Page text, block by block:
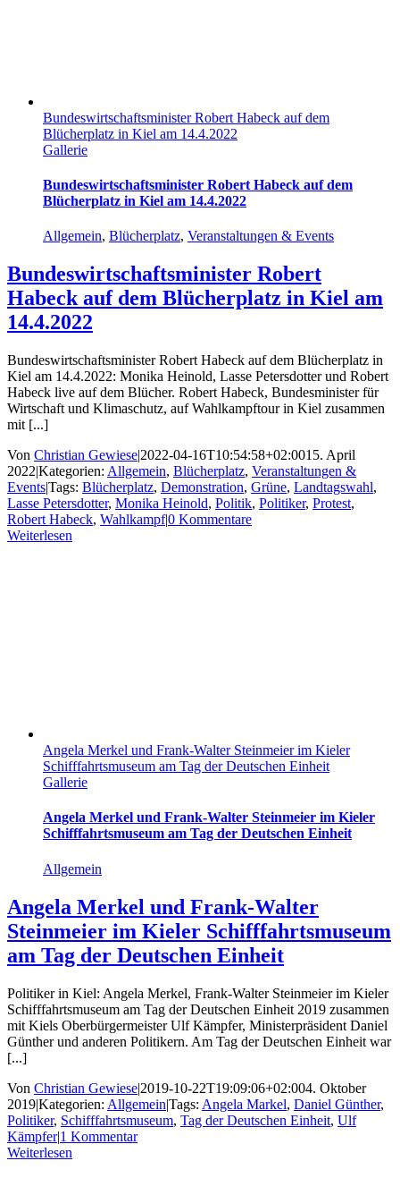
Bundeswirtschaftsminister Robert Habeck auf dem
Blücherplatz in Kiel am 14.4.2022
Gallerie
Bundeswirtschaftsminister Robert Habeck auf dem
Blücherplatz in Kiel am 14.4.2022
Allgemein, Blücherplatz, Veranstaltungen & Events
Bundeswirtschaftsminister Robert
Habeck auf dem Blücherplatz in Kiel am
14.4.2022
Bundeswirtschaftsminister Robert Habeck auf dem Blücherplatz in
Kiel am 14.4.2022: Monika Heinold, Lasse Petersdotter und Robert
Habeck live auf dem Blücher. Robert Habeck, Bundesminister für
Wirtschaft und Klimaschutz, auf Wahlkampftour in Kiel zusammen
mit [...]
Von Christian Gewiese|2022-04-16T10:54:58+02:0015. April
2022|Kategorien: Allgemein, Blücherplatz, Veranstaltungen &
Events|Tags: Blücherplatz, Demonstration, Grüne, Landtagswahl,
Lasse Petersdotter, Monika Heinold, Politik, Politiker, Protest,
Robert Habeck, Wahlkampf|0 Kommentare
Weiterlesen
Angela Merkel und Frank-Walter Steinmeier im Kieler
Schifffahrtsmuseum am Tag der Deutschen Einheit
Gallerie
Angela Merkel und Frank-Walter Steinmeier im Kieler
Schifffahrtsmuseum am Tag der Deutschen Einheit
Allgemein
Angela Merkel und Frank-Walter
Steinmeier im Kieler Schifffahrtsmuseum
am Tag der Deutschen Einheit
Politiker in Kiel: Angela Merkel, Frank-Walter Steinmeier im Kieler
Schifffahrtsmuseum am Tag der Deutschen Einheit 2019 zusammen
mit Kiels Oberbürgermeister Ulf Kämpfer, Ministerpräsident Daniel
Günther und anderen Politikern. Am Tag der Deutschen Einheit war
[...]
Von Christian Gewiese|2019-10-22T19:09:06+02:004. Oktober
2019|Kategorien: Allgemein|Tags: Angela Markel, Daniel Günther,
Politiker, Schifffahrtsmuseum, Tag der Deutschen Einheit, Ulf
Kämpfer|1 Kommentar
Weiterlesen